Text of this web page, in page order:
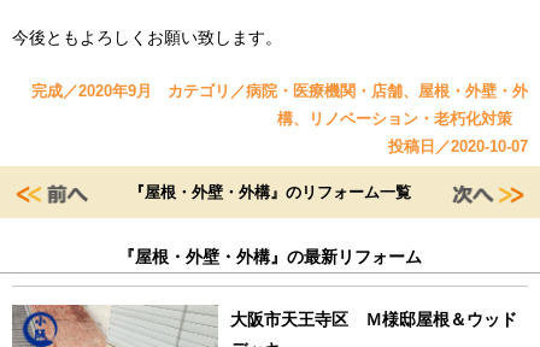
今後ともよろしくお願い致します。
完成／2020年9月 カテゴリ／病院・医療機関・店舗、屋根・外壁・外
構、リノベーション・老朽化対策
投稿日／2020-10-07
『屋根・外壁・外構』のリフォーム一覧
『屋根・外壁・外構』の最新リフォーム
大阪市天王寺区 Ｍ様邸屋根＆ウッド